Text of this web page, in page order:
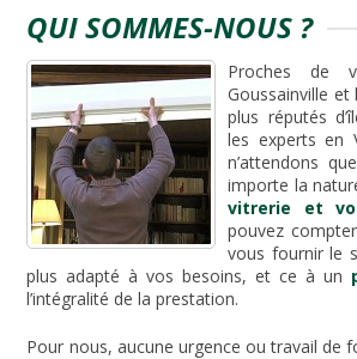
QUI SOMMES-NOUS ?
Proches de
Goussainville et
plus réputés
les experts en
n’attendons
importe la
vitrerie et
pouvez
vous fournir le
plus adapté à vos besoins, et ce à un
l’intégralité de la prestation.
Pour nous, aucune urgence ou travail de